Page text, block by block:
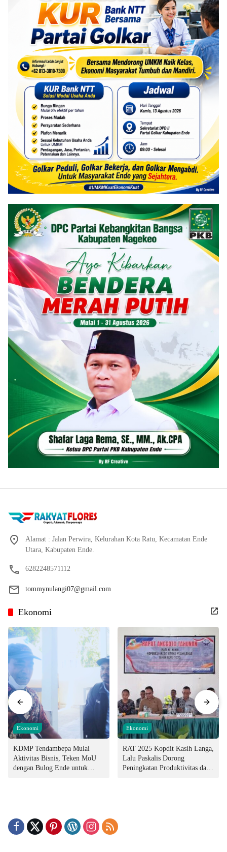
Alamat : Jalan Perwira, Kelurahan Kota Ratu, Kecamatan Ende
Utara, Kabupaten Ende.
6282248571112
tommynulangi07@gmail.com
Ekonomi
Ekonomi
KDMP Tendambepa Mulai
Aktivitas Bisnis, Teken MoU
dengan Bulog Ende untuk
Ekonomi
RAT 2025 Kopdit Kasih Langa,
Lalu Paskalis Dorong
Peningkatan Produktivitas dan